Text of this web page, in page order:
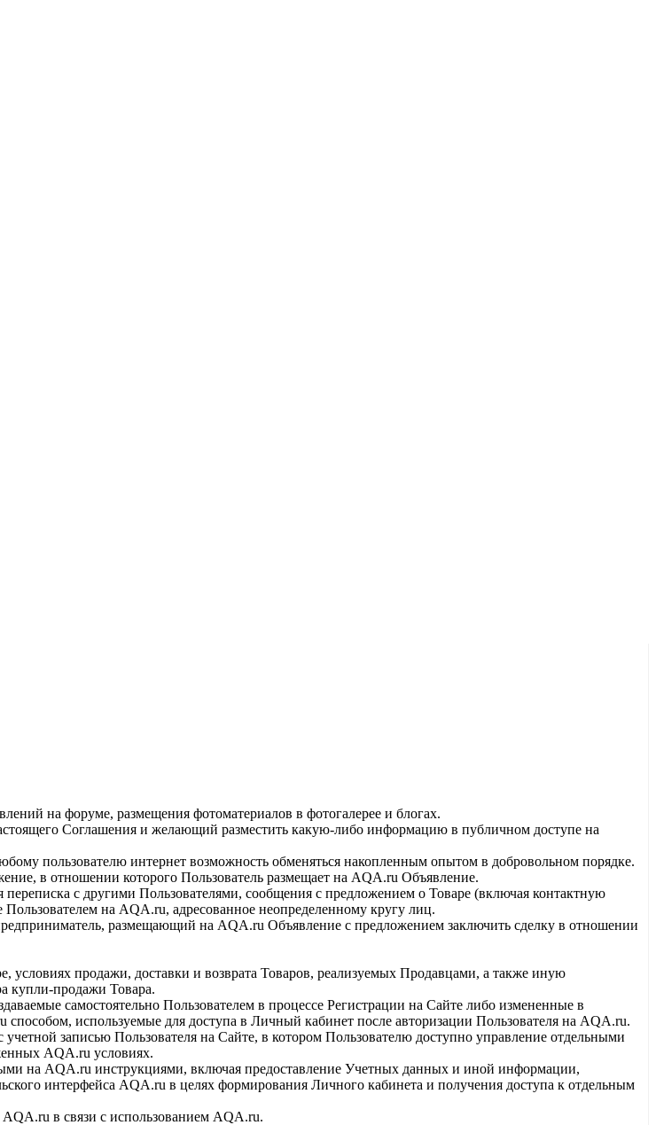
на форуме, размещения фотоматериалов в фотогалерее и блогах.
Соглашения и желающий разместить какую-либо информацию в публичном доступе на
пользователю интернет возможность обменяться накопленным опытом в добровольном порядке.
в отношении которого Пользователь размещает на AQA.ru Объявление.
с другими Пользователями, сообщения с предложением о Товаре (включая контактную
на AQA.ru, адресованное неопределенному кругу лиц.
размещающий на AQA.ru Объявление с предложением заключить сделку в отношении
условиях продажи, доставки и возврата Товаров, реализуемых Продавцами, а также иную
купли-продажи Товара.
самостоятельно Пользователем в процессе Регистрации на Сайте либо измененные в
используемые для доступа в Личный кабинет после авторизации Пользователя на AQA.ru.
записью Пользователя на Сайте, в котором Пользователю доступно управление отдельными
AQA.ru условиях.
на AQA.ru инструкциями, включая предоставление Учетных данных и иной информации,
интерфейса AQA.ru в целях формирования Личного кабинета и получения доступа к отдельным
в связи с использованием AQA.ru.